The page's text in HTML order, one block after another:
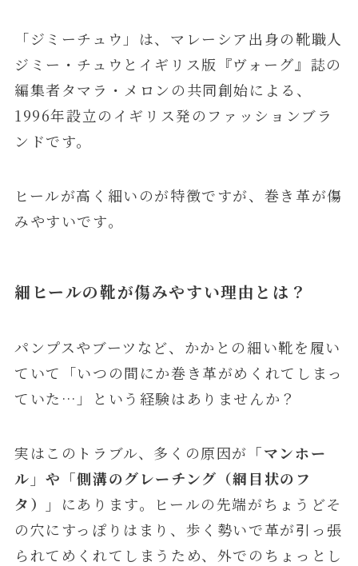
「ジミーチュウ」は、マレーシア出身の靴職人
ジミー・チュウとイギリス版『ヴォーグ』誌の
編集者タマラ・メロンの共同創始による、
1996年設立のイギリス発のファッションブラ
ンドです。
ヒールが高く細いのが特徴ですが、巻き革が傷
みやすいです。
細ヒールの靴が傷みやすい理由とは？
パンプスやブーツなど、かかとの細い靴を履い
ていて「いつの間にか巻き革がめくれてしまっ
ていた…」という経験はありませんか？
実はこのトラブル、多くの原因が 「マンホー
ル」や「側溝のグレーチング（網目状のフ
タ）」 にあります。ヒールの先端がちょうどそ
の穴にすっぽりはまり、歩く勢いで革が引っ張
られてめくれてしまうため、外でのちょっとし